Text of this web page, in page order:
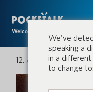
Welcome to the conversation.
12. April 2024
We've
speaking a
in a
to change to: